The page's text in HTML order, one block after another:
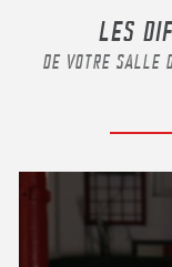
LES
DE VOTRE SALLE